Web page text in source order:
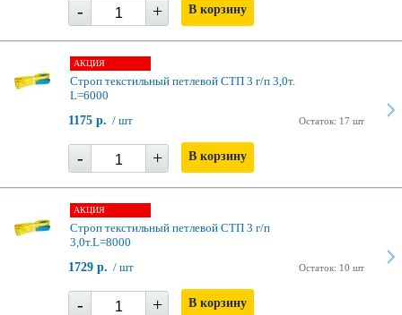
- + В корзину
АКЦИЯ
Строп текстильный петлевой СТП 3 г/п 3,0т.
L=6000
Остаток: 17 шт
1175 р. / шт
- + В корзину
АКЦИЯ
Строп текстильный петлевой СТП 3 г/п
3,0т.L=8000
Остаток: 10 шт
1729 р. / шт
- + В корзину